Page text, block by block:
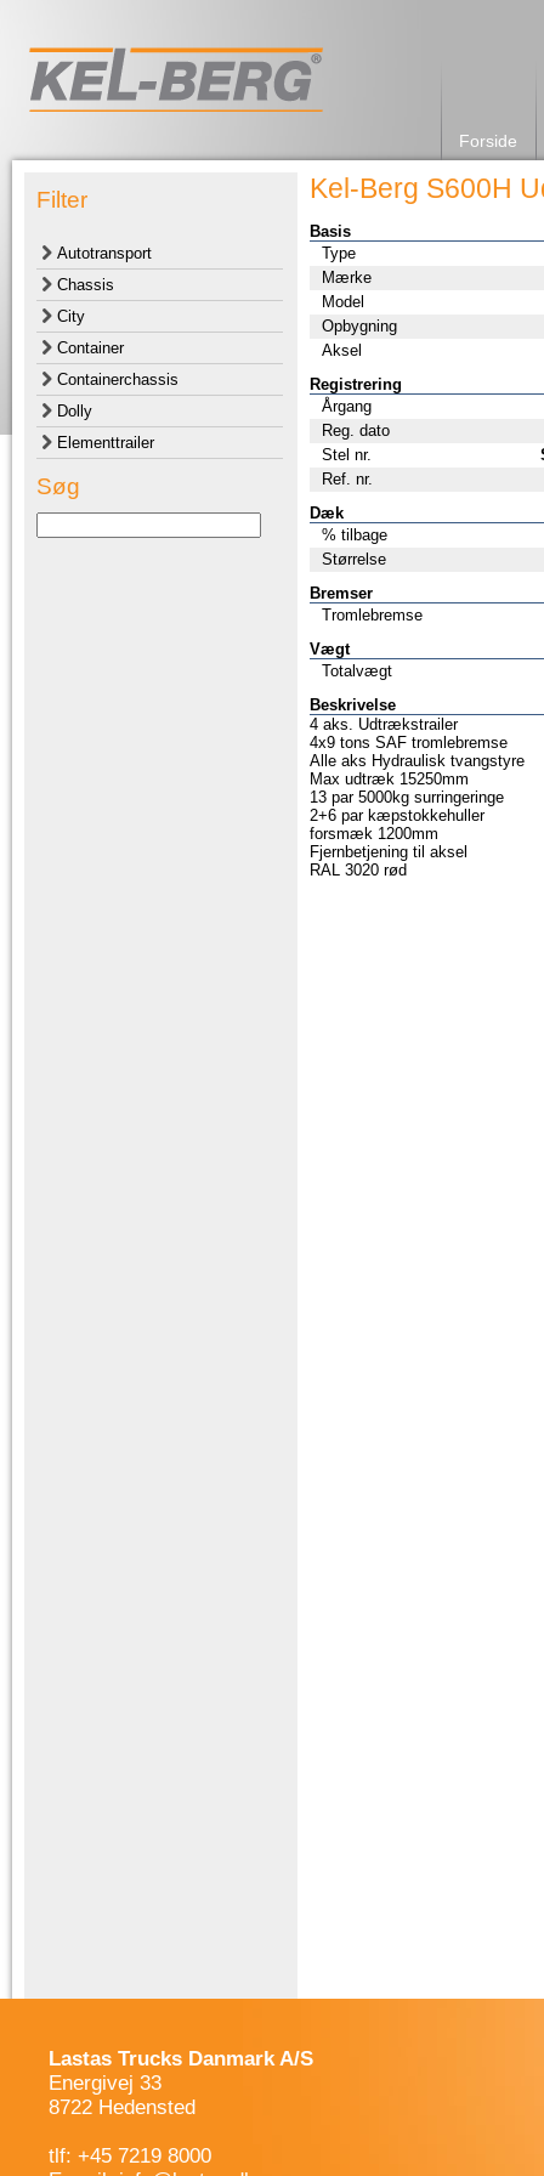
Forside
Filter
Autotransport
Chassis
City
Container
Containerchassis
Dolly
Elementtrailer
Søg
Kel-Berg S600H
Basis
Type
Mærke
Model
Opbygning
Aksel
Registrering
Årgang
Reg. dato
Stel nr.
Ref. nr.
Dæk
% tilbage
Størrelse
Bremser
Tromlebremse
Vægt
Totalvægt
Beskrivelse
4 aks. Udtrækstrailer
4x9 tons SAF tromlebremse
Alle aks Hydraulisk tvangstyre
Max udtræk 15250mm
13 par 5000kg surringeringe
2+6 par kæpstokkehuller
forsmæk 1200mm
Fjernbetjening til aksel
RAL 3020 rød
Lastas Trucks Danmark A/S
Energivej 33
8722 Hedensted
tlf: +45 7219 8000